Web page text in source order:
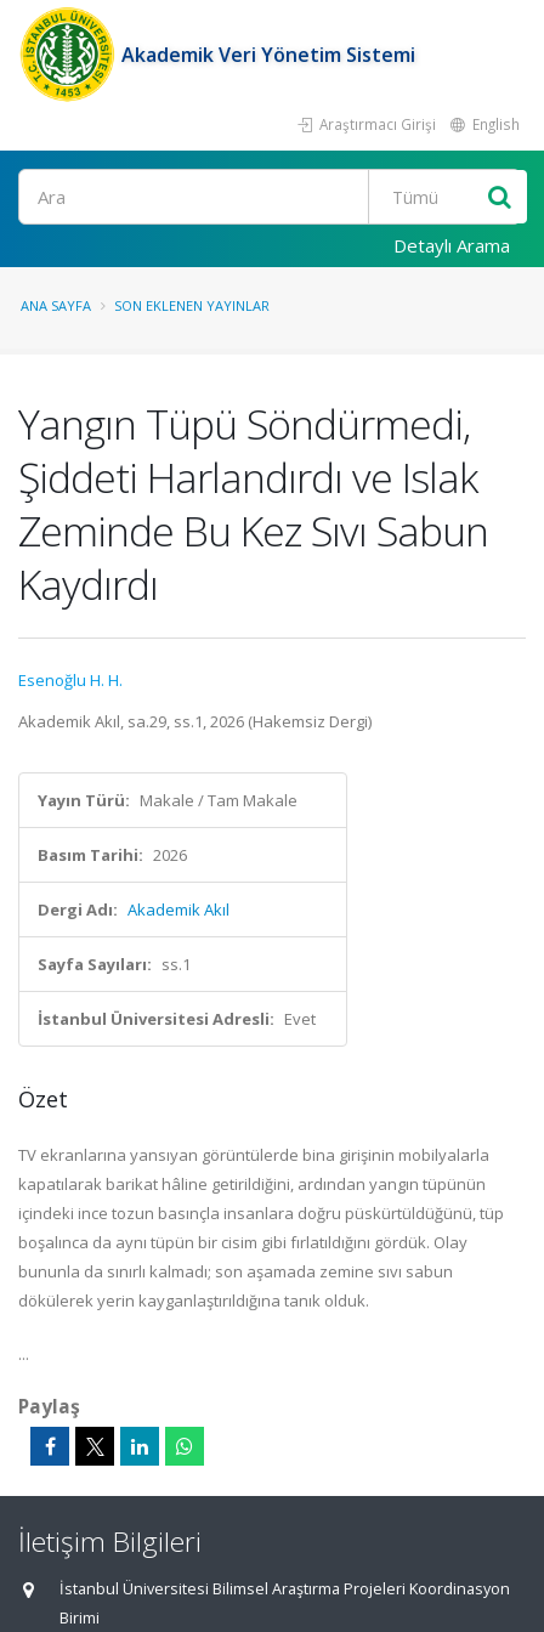
Akademik Veri Yönetim Sistemi
Araştırmacı Girişi English
Ara
Detaylı Arama
ANA SAYFA SON EKLENEN YAYINLAR
Yangın Tüpü Söndürmedi,
Şiddeti Harlandırdı ve Islak
Zeminde Bu Kez Sıvı Sabun
Kaydırdı
Esenoğlu H. H.
Akademik Akıl, sa.29, ss.1, 2026 (Hakemsiz Dergi)
Yayın Türü: Makale / Tam Makale
Basım Tarihi: 2026
Dergi Adı: Akademik Akıl
Sayfa Sayıları: ss.1
İstanbul Üniversitesi Adresli: Evet
Özet
TV ekranlarına yansıyan görüntülerde bina girişinin mobilyalarla
kapatılarak barikat hâline getirildiğini, ardından yangın tüpünün
içindeki ince tozun basınçla insanlara doğru püskürtüldüğünü, tüp
boşalınca da aynı tüpün bir cisim gibi fırlatıldığını gördük. Olay
bununla da sınırlı kalmadı; son aşamada zemine sıvı sabun
dökülerek yerin kayganlaştırıldığına tanık olduk.
...
Paylaş
İletişim Bilgileri
İstanbul Üniversitesi Bilimsel Araştırma Projeleri Koordinasyon
Birimi